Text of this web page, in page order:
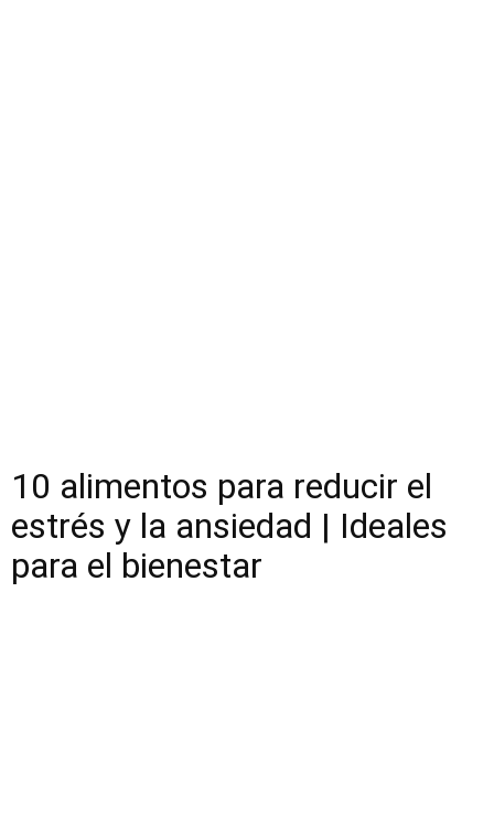
10 alimentos para reducir el
estrés y la ansiedad | Ideales
para el bienestar